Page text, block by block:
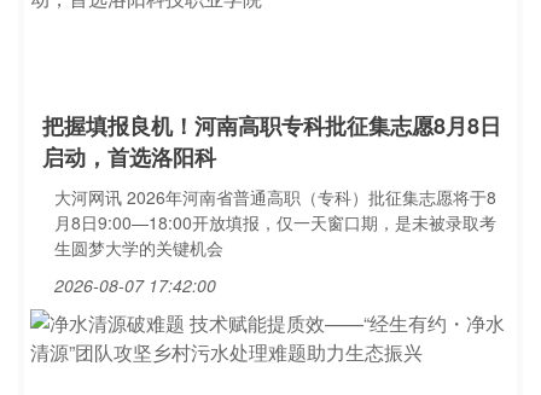
把握填报良机！河南高职专科批征集志愿8月8日
启动，首选洛阳科
大河网讯 2026年河南省普通高职（专科）批征集志愿将于8
月8日9:00—18:00开放填报，仅一天窗口期，是未被录取考
生圆梦大学的关键机会
2026-08-07 17:42:00